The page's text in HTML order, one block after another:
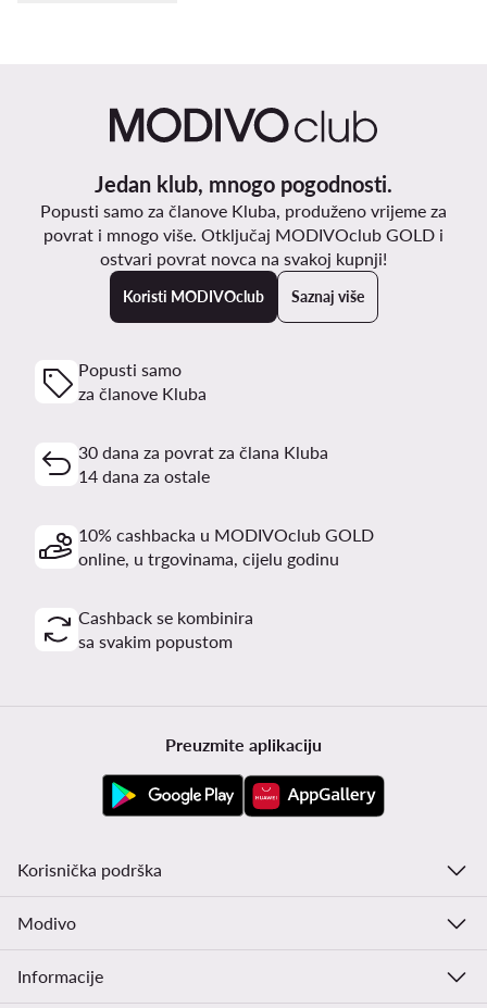
Jedan klub, mnogo pogodnosti.
Popusti samo za članove Kluba, produženo vrijeme za
povrat i mnogo više. Otključaj MODIVOclub GOLD i
ostvari povrat novca na svakoj kupnji!
Koristi MODIVOclub Saznaj više
Popusti samo
za članove Kluba
30 dana za povrat za člana Kluba
14 dana za ostale
10% cashbacka u MODIVOclub GOLD
online, u trgovinama, cijelu godinu
Cashback se kombinira
sa svakim popustom
Preuzmite aplikaciju
Korisnička podrška
Modivo
Informacije